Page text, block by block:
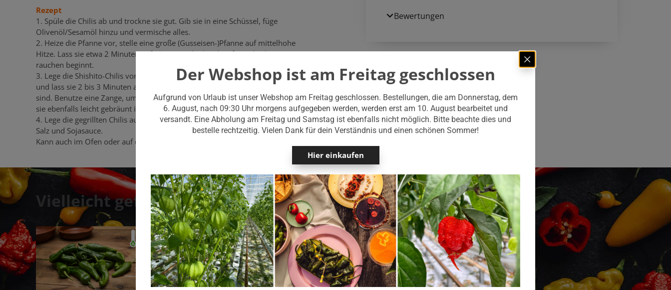
Rezept
1. Spüle die Chilis ab und trockne sie gut. Gib sie in eine Schüssel, füge
Olivenöl/Sesamöl hinzu und vermische alles.
2. Heize die Pfanne vor, stelle eine große (Gusseisen-)Pfanne auf mittelhohe
Hitze. Lass sie etwa 2 Minuten aufwärmen, oder bis die Pfanne leicht zu
rauchen beginnt.
3. Lege die Shishito-Chilis vorsichtig in einer einzigen Schicht in die Pfanne
und lass sie 2 bis 3 Minuten anbraten, oder bis sie leicht verkohlt und braun
sind. Benutze eine Zange, um sie zu wenden und brate die andere Seite, bis
sie ebenfalls leicht gebräunt ist, noch etwa 2 Minuten.
4. Lege die gegrillten Chilis auf einen Teller oder eine Platte und würze sie mit
Salz und Sojasauce.
Kann auch im Ofen oder auf dem Grill zubereitet werden.
Bewertungen
Vielleicht gefällt dir auch …
Der Webshop ist am Freitag geschlossen
Aufgrund von Urlaub ist unser Webshop am Freitag geschlossen. Bestellungen, die am Donnerstag, dem
6. August, nach 09:30 Uhr morgens aufgegeben werden, werden erst am 10. August bearbeitet und
versandt. Eine Abholung am Freitag und Samstag ist ebenfalls nicht möglich. Bitte beachte dies und
bestelle rechtzeitig. Vielen Dank für dein Verständnis und einen schönen Sommer!
Hier einkaufen